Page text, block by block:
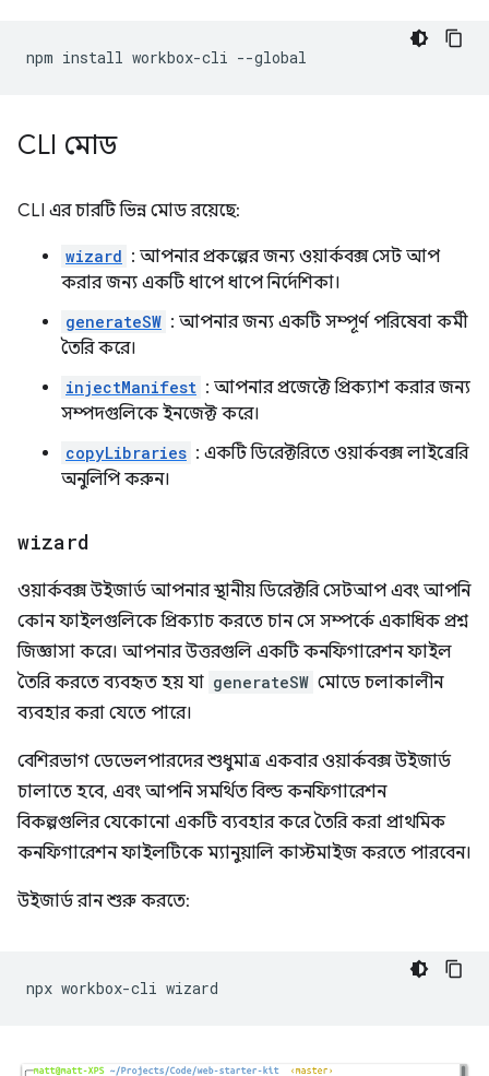
npm install workbox-cli
CLI মোড
CLI এর চারটি ভিন্ন মোড রয়েছে:
wizard : আপনার প্রকল্পের জন্য ওয়ার্কবক্স সেট আপ
করার জন্য একটি ধাপে ধাপে নির্দেশিকা।
generateSW : আপনার জন্য একটি সম্পূর্ণ পরিষেবা কর্মী
তৈরি করে।
injectManifest : আপনার প্রজেক্টে প্রিক্যাশ করার জন্য
সম্পদগুলিকে ইনজেক্ট করে।
copyLibraries : একটি ডিরেক্টরিতে ওয়ার্কবক্স লাইব্রেরি
অনুলিপি করুন।
wizard
ওয়ার্কবক্স উইজার্ড আপনার স্থানীয় ডিরেক্টরি সেটআপ এবং আপনি
কোন ফাইলগুলিকে প্রিক্যাচ করতে চান সে সম্পর্কে একাধিক প্রশ্ন
জিজ্ঞাসা করে। আপনার উত্তরগুলি একটি কনফিগারেশন ফাইল
তৈরি করতে ব্যবহৃত হয় যা generateSW মোডে চলাকালীন
ব্যবহার করা যেতে পারে।
বেশিরভাগ ডেভেলপারদের শুধুমাত্র একবার ওয়ার্কবক্স উইজার্ড
চালাতে হবে, এবং আপনি সমর্থিত বিল্ড কনফিগারেশন
বিকল্পগুলির যেকোনো একটি ব্যবহার করে তৈরি করা প্রাথমিক
কনফিগারেশন ফাইলটিকে ম্যানুয়ালি কাস্টমাইজ করতে পারবেন।
উইজার্ড রান শুরু করতে:
npx workbox-cli